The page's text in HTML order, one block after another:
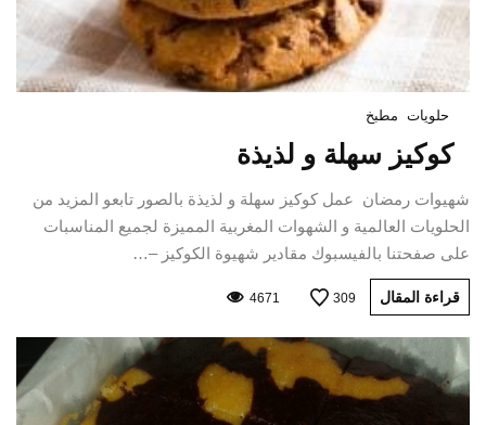
حلويات مطبخ
كوكيز سهلة و لذيذة
شهيوات رمضان عمل كوكيز سهلة و لذيذة بالصور تابعو المزيد من
الحلويات العالمية و الشهوات المغربية المميزة لجميع المناسبات
على صفحتنا بالفيسبوك مقادير شهيوة الكوكيز –…
قراءة المقال 309
4671